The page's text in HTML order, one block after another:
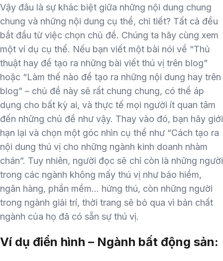
Vậy đâu là sự khác biệt giữa những nội dung chung
chung và những nội dung cụ thể, chi tiết? Tất cả đều
bắt đầu từ việc chọn chủ đề. Chúng ta hãy cùng xem
một ví dụ cụ thể. Nếu bạn viết một bài nói về “Thủ
thuật hay để tạo ra những bài viết thú vị trên blog”
hoặc “Làm thế nào để tạo ra những nội dung hay trên
blog” – chủ đề này sẽ rất chung chung, có thể áp
dụng cho bất kỳ ai, và thực tế mọi người ít quan tâm
đến những chủ đề như vậy. Thay vào đó, bạn hãy giới
hạn lại và chọn một góc nhìn cụ thể như “Cách tạo ra
nội dung thú vị cho những ngành kinh doanh nhàm
chán”. Tuy nhiên, người đọc sẽ chỉ còn là những người
trong các ngành không mấy thú vị như bảo hiểm,
ngân hàng, phần mềm… hứng thú, còn những người
trong ngành giải trí, thời trang sẽ bỏ qua vì bản chất
ngành của họ đã có sẵn sự thú vị.
Ví dụ điển hình – Ngành bất động sản: